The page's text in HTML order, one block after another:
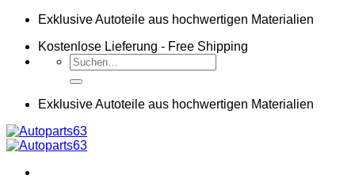
Zum
springen
Exklusive Autoteile aus hochwertigen Materialien
Kostenlose Lieferung - Free Shipping
Suchen
nach:
Exklusive Autoteile aus hochwertigen Materialien